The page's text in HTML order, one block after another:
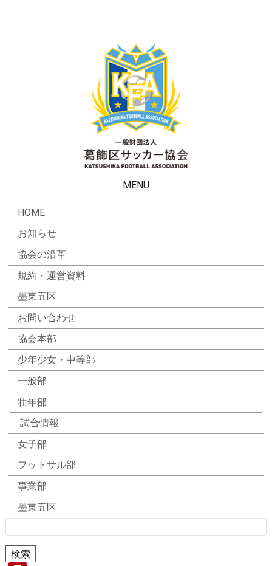
MENU
HOME
お知らせ
協会の沿革
規約・運営資料
墨東五区
お問い合わせ
協会本部
少年少女・中等部
一般部
壮年部
試合情報
女子部
フットサル部
事業部
墨東五区
索: